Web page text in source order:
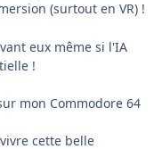
(surtout en VR) !
eux même si l'IA
!
mon Commodore 64
cette belle